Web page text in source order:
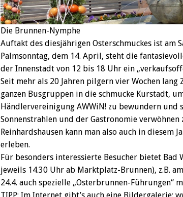
Die Brunnen-Nymphe
Auftakt des diesjährigen Osterschmuckes ist am
Palmsonntag, dem 14. April, steht die
der Innenstadt von 12 bis 18 Uhr ein
Seit mehr als 20 Jahren pilgern vier Wochen lang
ganzen Busgruppen in die schmucke Kurstadt,
Händlervereinigung AWWiN! zu bewundern und
Sonnenstrahlen und der Gastronomie verwöhnen
Reinhardshausen kann man also auch in diesem
erleben.
Für besonders interessierte Besucher bietet Bad
jeweils 14.30 Uhr ab Marktplatz-Brunnen), z.B.
24.4. auch spezielle „Osterbrunnen-Führungen“